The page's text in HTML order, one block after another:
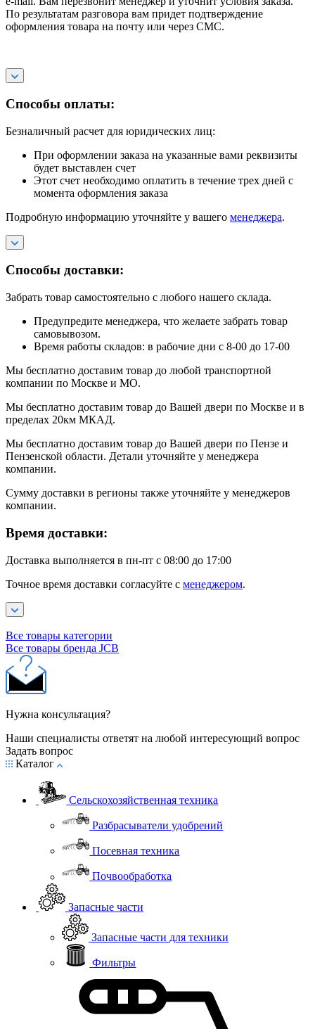
По результатам разговора вам придет подтверждение
оформления товара на почту или через СМС.
Способы оплаты:
Безналичный расчет для юридических лиц:
При оформлении заказа на указанные вами реквизиты
будет выставлен счет
Этот счет необходимо оплатить в течение трех дней с
момента оформления заказа
Подробную информацию уточняйте у вашего менеджера.
Способы доставки:
Забрать товар самостоятельно с любого нашего склада.
Предупредите менеджера, что желаете забрать товар
самовывозом.
Время работы складов: в рабочие дни с 8-00 до 17-00
Мы бесплатно доставим товар до любой транспортной
компании по Москве и МО.
Мы бесплатно доставим товар до Вашей двери по Москве и в
пределах 20км МКАД.
Мы бесплатно доставим товар до Вашей двери по Пензе и
Пензенской области. Детали уточняйте у менеджера
компании.
Сумму доставки в регионы также уточняйте у менеджеров
компании.
Время доставки:
Доставка выполняется в пн-пт с 08:00 до 17:00
Точное время доставки согласуйте с менеджером.
Все товары категории
Все товары бренда JCB
Нужна консультация?
Наши специалисты ответят на любой интересующий вопрос
Задать вопрос
Каталог
Сельскохозяйственная техника
Разбрасыватели удобрений
Посевная техника
Почвообработка
Запасные части
Запасные части для техники
Фильтры